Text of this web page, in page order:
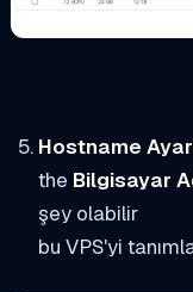
Hostname
the Bilgisayar
şey olabilir
bu VPS'yi